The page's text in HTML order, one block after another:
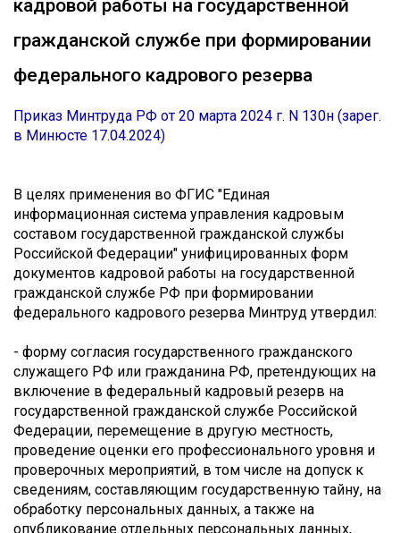
кадровой работы на государственной
гражданской службе при формировании
федерального кадрового резерва
Приказ Минтруда РФ от 20 марта 2024 г. N 130н (зарег.
в Минюсте 17.04.2024)
В целях применения во ФГИС "Единая
информационная система управления кадровым
составом государственной гражданской службы
Российской Федерации" унифицированных форм
документов кадровой работы на государственной
гражданской службе РФ при формировании
федерального кадрового резерва Минтруд утвердил:
- форму согласия государственного гражданского
служащего РФ или гражданина РФ, претендующих на
включение в федеральный кадровый резерв на
государственной гражданской службе Российской
Федерации, перемещение в другую местность,
проведение оценки его профессионального уровня и
проверочных мероприятий, в том числе на допуск к
сведениям, составляющим государственную тайну, на
обработку персональных данных, а также на
опубликование отдельных персональных данных,